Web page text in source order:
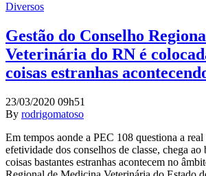
Diversos
Gestão do Conselho
Veterinária do RN é
coisas estranhas
23/03/2020 09h51
By rodrigomatoso
Em tempos aonde a PEC 108 questiona a real
efetividade dos conselhos de classe, chega
coisas bastantes estranhas acontecem no